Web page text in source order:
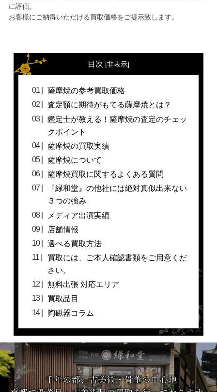
に評価。
お客様にご納得いただける買取価格をご提示致します。
目次 [非表示]
薩摩焼の参考買取価格
査定額に期待がもてる薩摩焼とは？
鑑定士が教える！薩摩焼の査定のチェッ
クポイント
薩摩焼の買取実績
薩摩焼について
薩摩焼買取に関するよくある質問
『緑和堂』の他社には絶対真似出来ない
３つの強み
メディア出演実績
店舗情報
選べる買取方法
買取には、ご本人確認書類をご用意くだ
さい。
無料出張 対応エリア
買取品目
陶磁器コラム